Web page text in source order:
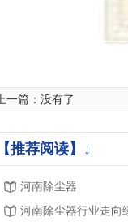
上一篇：没有了
【推荐阅读】↓
河南除尘器